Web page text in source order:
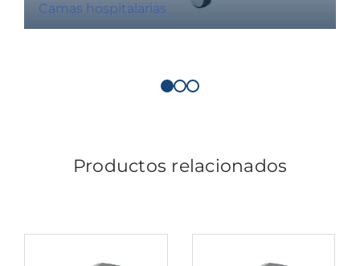
Camas hospitalarias
Productos relacionados